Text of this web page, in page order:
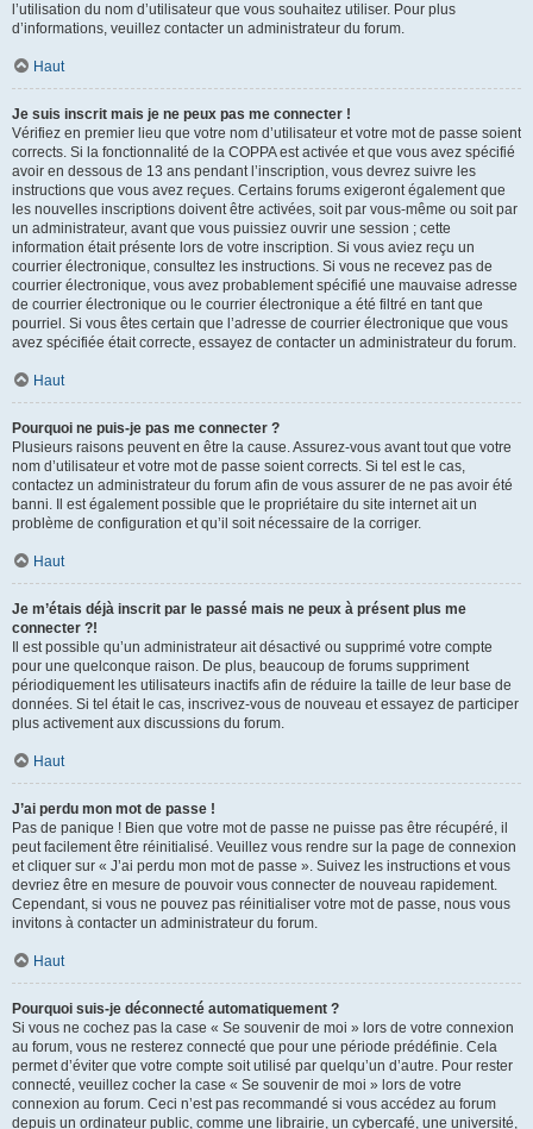
l’utilisation du nom d’utilisateur que vous souhaitez utiliser. Pour plus
d’informations, veuillez contacter un administrateur du forum.
Haut
Je suis inscrit mais je ne peux pas me connecter !
Vérifiez en premier lieu que votre nom d’utilisateur et votre mot de passe soient
corrects. Si la fonctionnalité de la COPPA est activée et que vous avez spécifié
avoir en dessous de 13 ans pendant l’inscription, vous devrez suivre les
instructions que vous avez reçues. Certains forums exigeront également que
les nouvelles inscriptions doivent être activées, soit par vous-même ou soit par
un administrateur, avant que vous puissiez ouvrir une session ; cette
information était présente lors de votre inscription. Si vous aviez reçu un
courrier électronique, consultez les instructions. Si vous ne recevez pas de
courrier électronique, vous avez probablement spécifié une mauvaise adresse
de courrier électronique ou le courrier électronique a été filtré en tant que
pourriel. Si vous êtes certain que l’adresse de courrier électronique que vous
avez spécifiée était correcte, essayez de contacter un administrateur du forum.
Haut
Pourquoi ne puis-je pas me connecter ?
Plusieurs raisons peuvent en être la cause. Assurez-vous avant tout que votre
nom d’utilisateur et votre mot de passe soient corrects. Si tel est le cas,
contactez un administrateur du forum afin de vous assurer de ne pas avoir été
banni. Il est également possible que le propriétaire du site internet ait un
problème de configuration et qu’il soit nécessaire de la corriger.
Haut
Je m’étais déjà inscrit par le passé mais ne peux à présent plus me
connecter ?!
Il est possible qu’un administrateur ait désactivé ou supprimé votre compte
pour une quelconque raison. De plus, beaucoup de forums suppriment
périodiquement les utilisateurs inactifs afin de réduire la taille de leur base de
données. Si tel était le cas, inscrivez-vous de nouveau et essayez de participer
plus activement aux discussions du forum.
Haut
J’ai perdu mon mot de passe !
Pas de panique ! Bien que votre mot de passe ne puisse pas être récupéré, il
peut facilement être réinitialisé. Veuillez vous rendre sur la page de connexion
et cliquer sur « J’ai perdu mon mot de passe ». Suivez les instructions et vous
devriez être en mesure de pouvoir vous connecter de nouveau rapidement.
Cependant, si vous ne pouvez pas réinitialiser votre mot de passe, nous vous
invitons à contacter un administrateur du forum.
Haut
Pourquoi suis-je déconnecté automatiquement ?
Si vous ne cochez pas la case « Se souvenir de moi » lors de votre connexion
au forum, vous ne resterez connecté que pour une période prédéfinie. Cela
permet d’éviter que votre compte soit utilisé par quelqu’un d’autre. Pour rester
connecté, veuillez cocher la case « Se souvenir de moi » lors de votre
connexion au forum. Ceci n’est pas recommandé si vous accédez au forum
depuis un ordinateur public, comme une librairie, un cybercafé, une université,